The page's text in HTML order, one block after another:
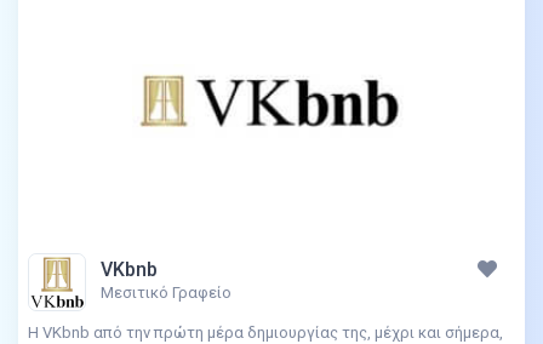
VKbnb
Μεσιτικό Γραφείο
Η VKbnb από την πρώτη μέρα δημιουργίας της, μέχρι και σήμερα,